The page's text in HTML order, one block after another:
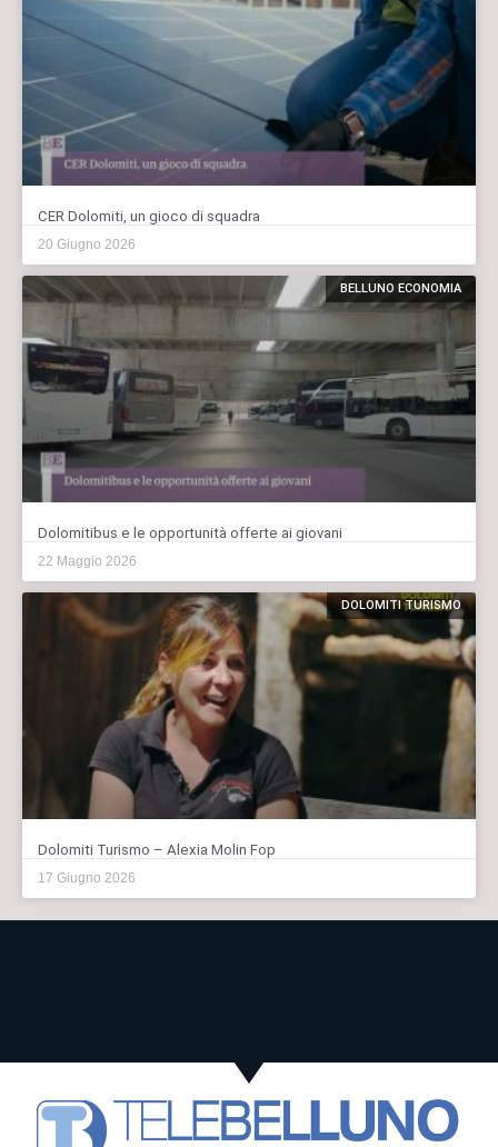
CER Dolomiti, un gioco di squadra
20 Giugno 2026
BELLUNO ECONOMIA
Dolomitibus e le opportunità offerte ai giovani
22 Maggio 2026
DOLOMITI TURISMO
Dolomiti Turismo – Alexia Molin Fop
17 Giugno 2026